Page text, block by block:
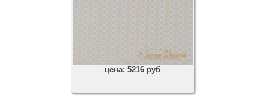
цена:5216 руб